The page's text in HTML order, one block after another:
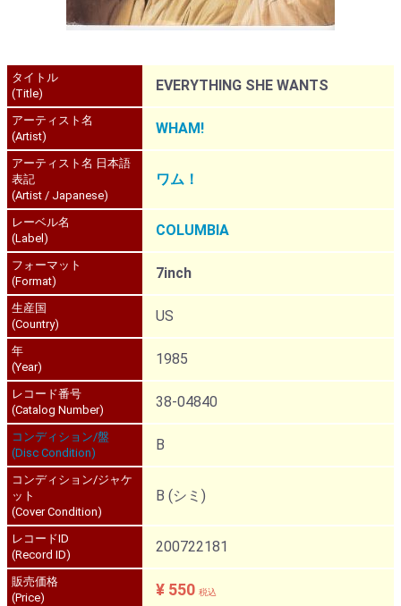
タイトル
(Title)
EVERYTHING SHE WANTS
アーティスト名
(Artist)
WHAM!
アーティスト名 日本語
表記
(Artist / Japanese)
ワム！
レーベル名
(Label)
COLUMBIA
フォーマット
(Format)
7inch
生産国
(Country)
US
年
(Year)
1985
レコード番号
(Catalog Number)
38-04840
コンディション/盤
(Disc Condition)
B
コンディション/ジャケ
ット
(Cover Condition)
B (シミ)
レコードID
(Record ID)
200722181
販売価格
(Price)
¥ 550 税込